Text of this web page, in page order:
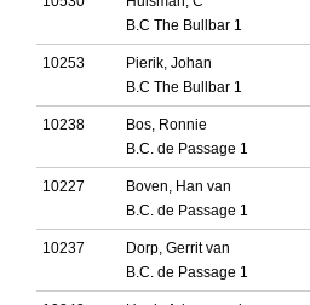
B.C The Bullbar 1
10253
Pierik, Johan
B.C The Bullbar 1
10238
Bos, Ronnie
B.C. de Passage 1
10227
Boven, Han van
B.C. de Passage 1
10237
Dorp, Gerrit van
B.C. de Passage 1